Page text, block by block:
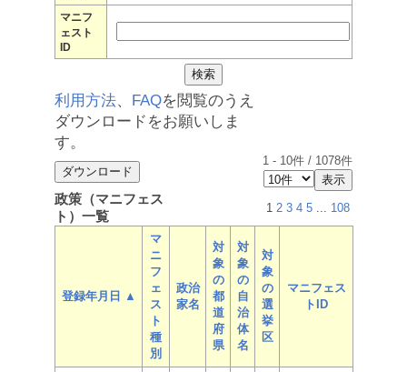
マニフ
ェスト
ID
利用方法、 FAQを閲覧のうえ
ダウンロードをお願いしま
す。
1 - 10件 / 1078件
政策（マニフェス
ト）一覧
1 2 3 4 5 ... 108
登録年月日 ▲
マ
ニ
フ
ェ
ス
ト
種
別
政治
家名
対
象
の
都
道
府
県
対
象
の
自
治
体
名
対
象
の
選
挙
区
マニフェス
トID